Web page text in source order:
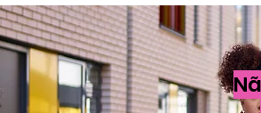
7 tecnologias têxteis que
você usa todos os dias e
talvez nunca tenha
percebido